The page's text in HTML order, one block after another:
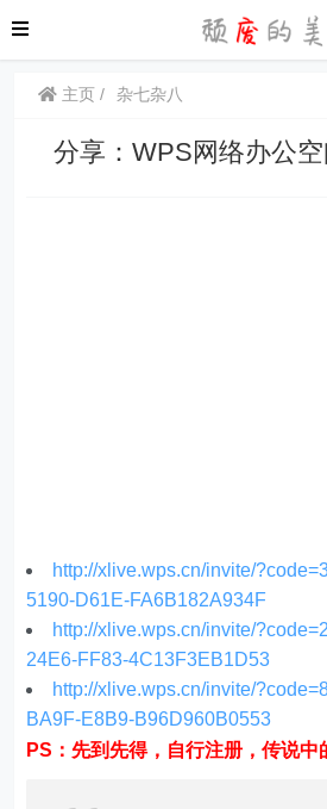
主页 杂七杂八
分享：WPS网络办公
http://xlive.wps.cn/invite/
5190-D61E-FA6B182A934F
http://xlive.wps.cn/invite/
24E6-FF83-4C13F3EB1D53
http://xlive.wps.cn/invite/
BA9F-E8B9-B96D960B0553
PS：先到先得，自行注册，传说中